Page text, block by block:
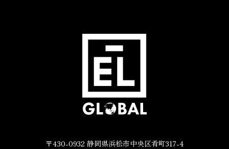
〒430-0932 静岡県浜松市中央区肴町317-4